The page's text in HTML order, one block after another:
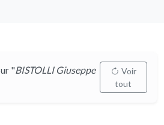
"BISTOLLI Giuseppe
Voir
tout